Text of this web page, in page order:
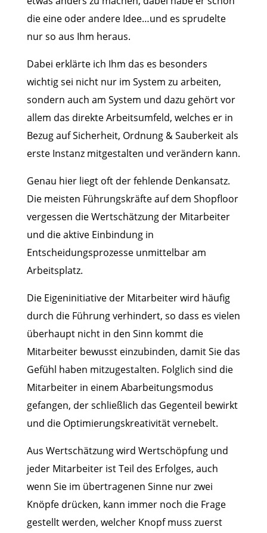
die eine oder andere Idee…und es sprudelte
nur so aus Ihm heraus.
Dabei erklärte ich Ihm das es besonders
wichtig sei nicht nur im System zu arbeiten,
sondern auch am System und dazu gehört vor
allem das direkte Arbeitsumfeld, welches er in
Bezug auf Sicherheit, Ordnung & Sauberkeit als
erste Instanz mitgestalten und verändern kann.
Genau hier liegt oft der fehlende Denkansatz.
Die meisten Führungskräfte auf dem Shopfloor
vergessen die Wertschätzung der Mitarbeiter
und die aktive Einbindung in
Entscheidungsprozesse unmittelbar am
Arbeitsplatz.
Die Eigeninitiative der Mitarbeiter wird häufig
durch die Führung verhindert, so dass es vielen
überhaupt nicht in den Sinn kommt die
Mitarbeiter bewusst einzubinden, damit Sie das
Gefühl haben mitzugestalten. Folglich sind die
Mitarbeiter in einem Abarbeitungsmodus
gefangen, der schließlich das Gegenteil bewirkt
und die Optimierungskreativität vernebelt.
Aus Wertschätzung wird Wertschöpfung und
jeder Mitarbeiter ist Teil des Erfolges, auch
wenn Sie im übertragenen Sinne nur zwei
Knöpfe drücken, kann immer noch die Frage
gestellt werden, welcher Knopf muss zuerst